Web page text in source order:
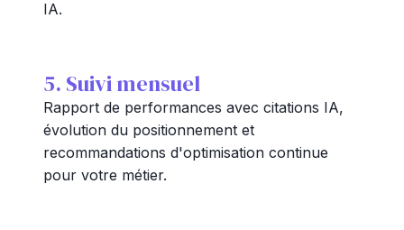
IA.
5. Suivi mensuel
Rapport de performances avec citations IA,
évolution du positionnement et
recommandations d'optimisation continue
pour votre métier.